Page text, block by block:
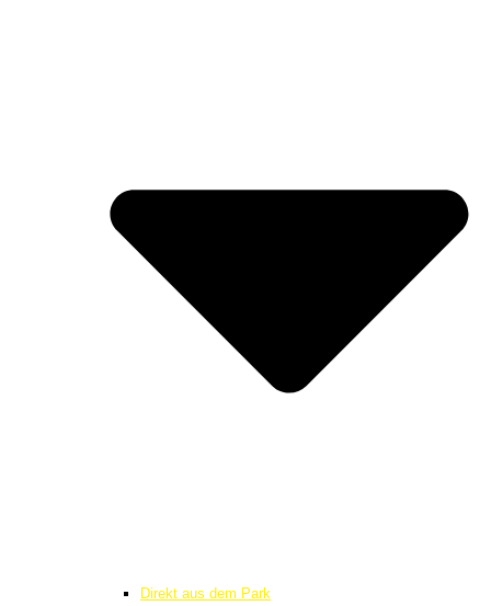
Direkt aus dem Park